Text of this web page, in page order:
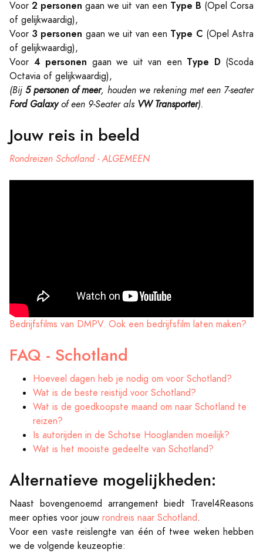
Voor2 personen gaan we uit van een Type B (Opel Corsa
of gelijkwaardig),
Voor 3 personen gaan we uit van een Type C (Opel Astra
of gelijkwaardig),
Voor 4 personen gaan we uit van een Type D (Scoda
Octavia of gelijkwaardig),
(Bij5 personen of meer, houden we rekening met een 7-seater
Ford Galaxyof een 9-Seater als VW Transporter).
Jouw reis in beeld
Rondreizen Schotland - ALGEMEEN
Bedrijfsfilms van DMPV. Ook een bedrijfsfilm laten maken?
FAQ - Schotland
Hoeveel dagen heb je nodig om voor Schotland?
Wat is de beste reistijd voor Schotland?
Wat is de goedkoopste maand om naar Schotland te
reizen?
Is autorijden in de Schotse Hooglanden moeilijk?
Wat is het mooiste gedeelte van Schotland?
Alternatieve mogelijkheden:
Naast bovengenoemd arrangement biedt Travel4Reasons
meer opties voor jouw rondreis naar Schotland.
Voor een vaste reislengte van één of twee weken hebben
we de volgende keuzeoptie: